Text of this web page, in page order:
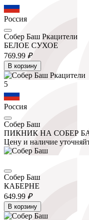
Россия
Собер Баш Ркацители
БЕЛОЕ СУХОЕ
769.99 ₽
В корзину
5
Россия
Собер Баш
ПИКНИК НА СОБЕР
Цену и наличие
Собер Баш
КАБЕРНЕ
649.99 ₽
В корзину